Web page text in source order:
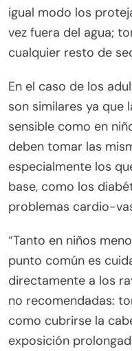
igual modo los
vez fuera del agua;
cualquier resto de
En el caso de los
son similares ya que
sensible como en
deben tomar las
especialmente los
base, como los
problemas cardio-
“Tanto en niños
punto común es
directamente a los
no recomendadas:
como cubrirse la
exposición